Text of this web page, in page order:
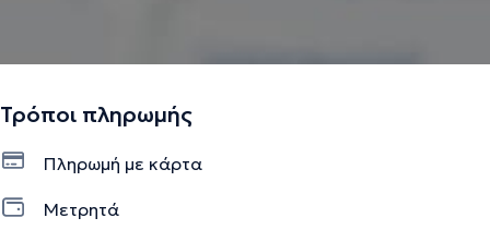
Τρόποι πληρωμής
Πληρωμή με κάρτα
Μετρητά